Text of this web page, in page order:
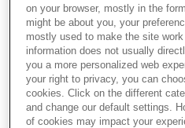
Improved connectivity
Де
on your browser, mostly in the
might be about you, your
mostly used to make the site
information does not usually
you a more personalized web
your right to privacy, you can
cookies. Click on the different
and change our default settings.
of cookies may impact your